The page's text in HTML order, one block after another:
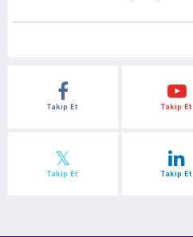
Takip Et Takip Et
Takip Et Takip Et